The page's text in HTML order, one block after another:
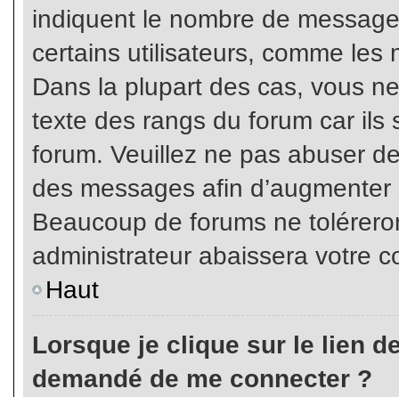
indiquent le nombre de
certains utilisateurs, comme les
Dans la plupart des cas, vous
texte des rangs du forum car ils
forum. Veuillez ne pas abuser
des messages afin
Beaucoup de forums ne
administrateur abaissera votre
Haut
Lorsque je clique sur le lien
demandé de me connecter ?